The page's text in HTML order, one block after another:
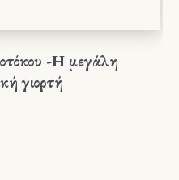
-Η μεγάλη
γιορτή